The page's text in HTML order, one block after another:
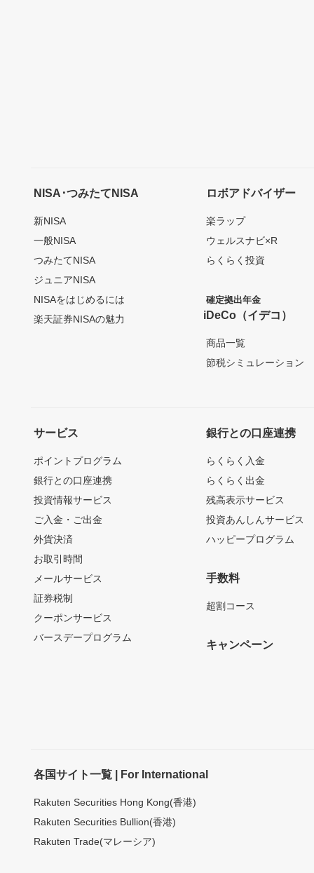
NISA･つみたてNISA
新NISA
一般NISA
つみたてNISA
ジュニアNISA
NISAをはじめるには
楽天証券NISAの魅力
ロボアドバイザー
楽ラップ
ウェルスナビ×R
らくらく投資
確定拠出年金
iDeCo（イデコ）
商品一覧
節税シミュレーション
サービス
ポイントプログラム
銀行との口座連携
投資情報サービス
ご入金・ご出金
外貨決済
お取引時間
メールサービス
証券税制
クーポンサービス
バースデープログラム
銀行との口座連携
らくらく入金
らくらく出金
残高表示サービス
投資あんしんサービス
ハッピープログラム
手数料
超割コース
キャンペーン
各国サイト一覧 | For International
Rakuten Securities Hong Kong(香港)
Rakuten Securities Bullion(香港)
Rakuten Trade(マレーシア)